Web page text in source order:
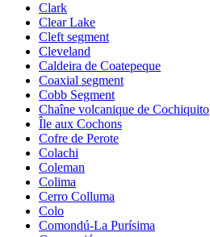
Clark
Clear Lake
Cleft segment
Cleveland
Caldeira de Coatepeque
Coaxial segment
Cobb Segment
Chaîne volcanique de Cochiquito
Île aux Cochons
Cofre de Perote
Colachi
Coleman
Colima
Cerro Colluma
Colo
Comondú-La Purísima